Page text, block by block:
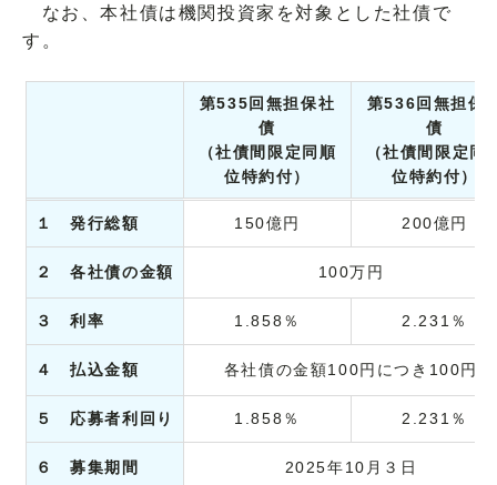
なお、本社債は機関投資家を対象とした社債で
す。
第535回無担保社
債
（社債間限定同順
位特約付）
第536回無担保
債
（社債間限定同
位特約付）
１ 発行総額 150億円 200億円
２ 各社債の金額 100万円
３ 利率 1.858％ 2.231％
４ 払込金額 各社債の金額100円につき100円
５ 応募者利回り 1.858％ 2.231％
６ 募集期間 2025年10月３日